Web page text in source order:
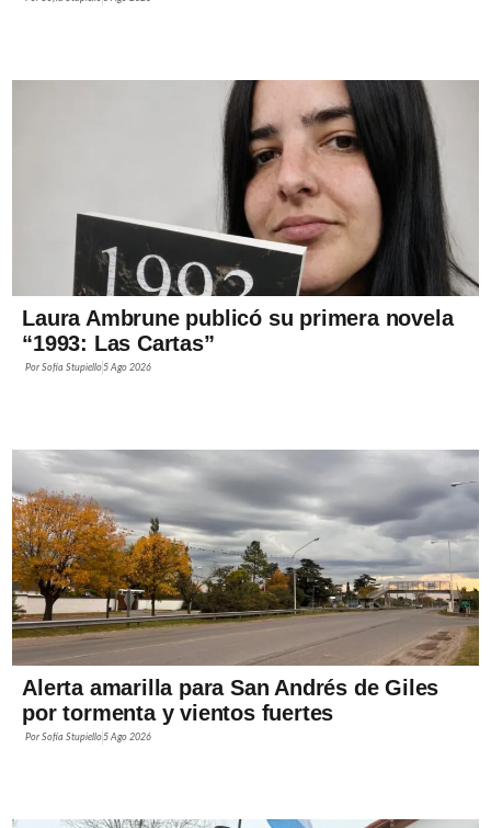
Laura Ambrune publicó su primera novela
“1993: Las Cartas”
PorSofía Stupiello5 Ago 2026
Alerta amarilla para San Andrés de Giles
por tormenta y vientos fuertes
PorSofía Stupiello5 Ago 2026